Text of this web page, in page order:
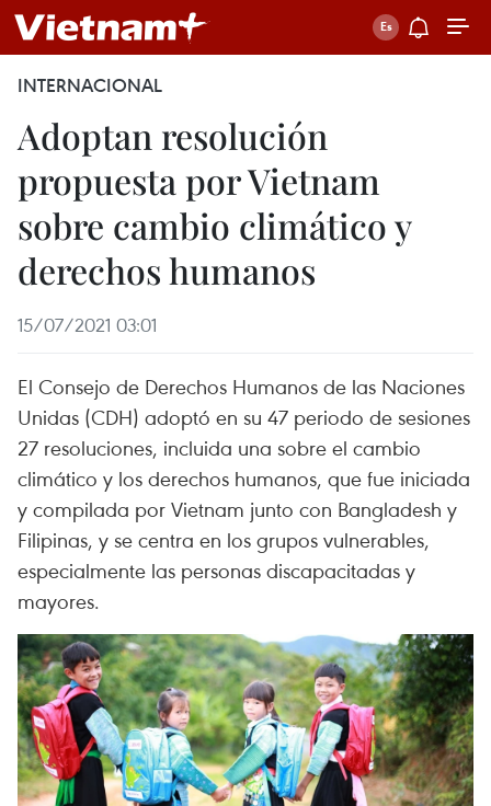
INTERNACIONAL
Adoptan resolución
propuesta por Vietnam
sobre cambio climático y
derechos humanos
15/07/2021 03:01
El Consejo de Derechos Humanos de las Naciones
Unidas (CDH) adoptó en su 47 periodo de sesiones
27 resoluciones, incluida una sobre el cambio
climático y los derechos humanos, que fue iniciada
y compilada por Vietnam junto con Bangladesh y
Filipinas, y se centra en los grupos vulnerables,
especialmente las personas discapacitadas y
mayores.